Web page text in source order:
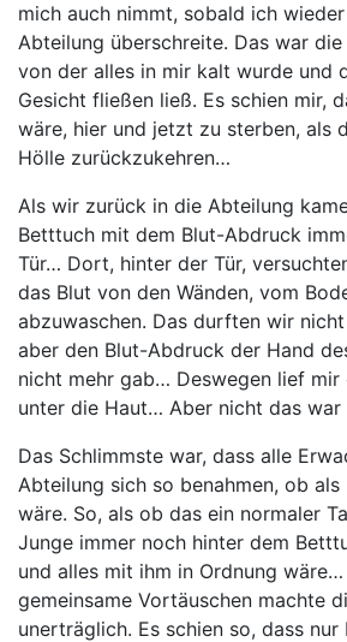
mich auch nimmt, sobald ich
Abteilung überschreite. Das war
von der alles in mir kalt wurde und
Gesicht fließen ließ. Es schien mir,
wäre, hier und jetzt zu sterben, als
Hölle zurückzukehren…
Als wir zurück in die Abteilung
Betttuch mit dem Blut-Abdruck
Tür… Dort, hinter der Tür,
das Blut von den Wänden, vom
abzuwaschen. Das durften wir
aber den Blut-Abdruck der Hand
nicht mehr gab… Deswegen lief mir
unter die Haut… Aber nicht das war
Das Schlimmste war, dass alle
Abteilung sich so benahmen, ob
wäre. So, als ob das ein normaler
Junge immer noch hinter dem
und alles mit ihm in Ordnung wäre…
gemeinsame Vortäuschen machte
unerträglich. Es schien so, dass